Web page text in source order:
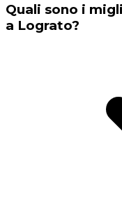
Quali sono i
a Lograto?